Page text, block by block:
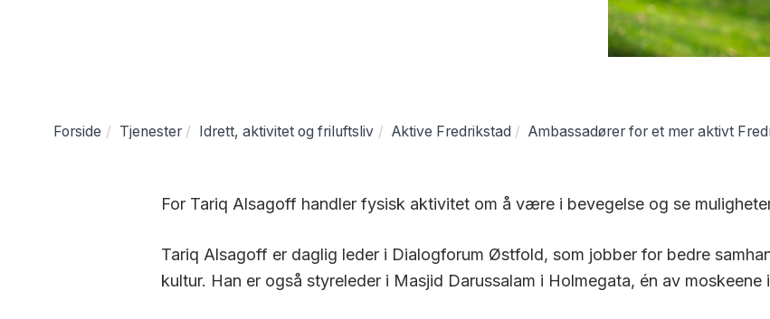
Forside Tjenester Idrett, aktivitet og friluftsliv Aktive Fredrikstad Ambassadører for et mer aktivt
For Tariq Alsagoff handler fysisk aktivitet om å være i bevegelse og se
Tariq Alsagoff er daglig leder i Dialogforum Østfold, som jobber for bedre
kultur. Han er også styreleder i Masjid Darussalam i Holmegata, én av moskeene